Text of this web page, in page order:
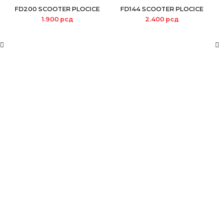
FD200 SCOOTER PLOCICE
1.900 рсд
FD144 SCOOTER PLOCICE
2.400 рсд